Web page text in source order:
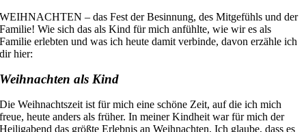
WEIHNACHTEN – das Fest der Besinnung, des Mitgefühls und der
Familie! Wie sich das als Kind für mich anfühlte, wie wiresals
Familie erlebten und was ich heute damit verbinde, davon erzähle ich
dir hier:
Weihnachten als Kind
Die Weihnachtszeit ist für mich eine schöne Zeit, auf die ich mich
freue, heute anders als früher. In meiner Kindheit war für mich der
Heiligabend das größte Erlebnis an Weihnachten. Ich glaube, dass es